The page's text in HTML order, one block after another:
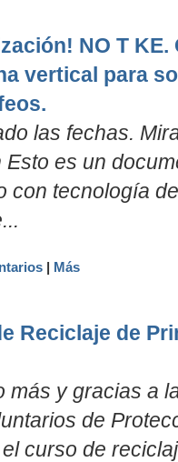
NO T KE.
vertical para
las fechas.
es un
con tecnología
| Más
Reciclaje de
más y gracias a
de
curso de